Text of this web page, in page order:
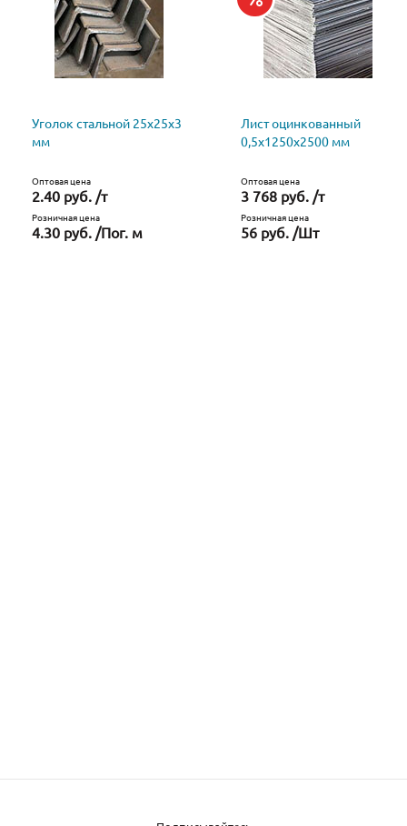
Уголок стальной 25х25х3
мм
Оптовая цена
2.40 руб. /т
Розничная цена
4.30 руб. /Пог. м
Лист оцинкованный
0,5х1250х2500 мм
Оптовая цена
3 768 руб. /т
Розничная цена
56 руб. /Шт